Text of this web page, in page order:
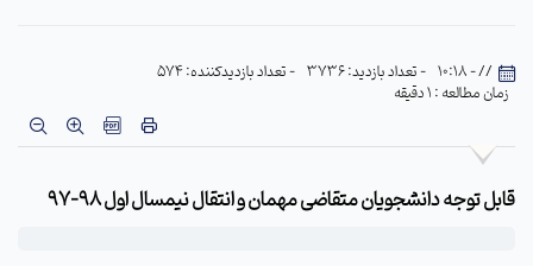
// - 10:18 - تعداد بازدید: 3736
- تعداد بازدیدکننده: 574
زمان مطالعه : 1 دقیقه
قابل توجه دانشجویان متقاضی مهمان و انتقال نیمسال اول 98-97